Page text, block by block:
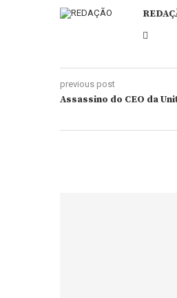
previous post
Assassino do CEO da